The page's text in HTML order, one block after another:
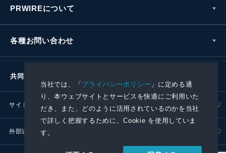
当社では、「プライバシーポリシー 」に定める通
り、本ウェブサイトとサービスを快適にご利用いた
だき、また、どのように活用されているのかを当社
で詳しく把握するために、Cookie を使用していま
す。
PRWIREについて
各種お問い合わせ
共同通信社グループ
サイトポリシー プライバシーポリシー
外部送信ポリシー